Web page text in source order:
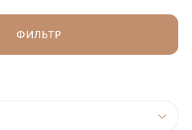
ФИЛЬТР